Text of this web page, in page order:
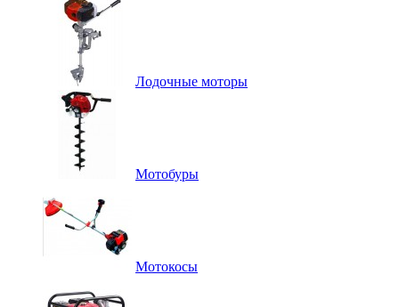
Лодочные моторы
Мотобуры
Мотокосы